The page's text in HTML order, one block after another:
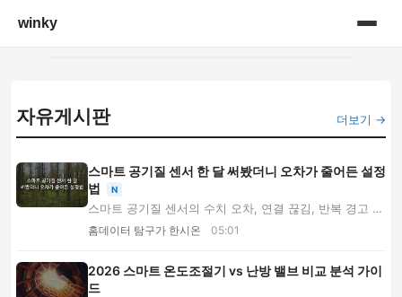
winky
게시판
자유게시판
스마트 공기질 센서 한 달 써봤더니 오차가 줄어든 설정
법
N
스마트 공기질 센서의 수치 오차, 연결 끊김, 반복 경고 원
인을 설치 위치부터 네트워크와 보정 방식까...
홈데이터 탐구가 한시온 05:01
2026 스마트 온도조절기 vs 난방 밸브 비교 분석 가이
드
더보기 →